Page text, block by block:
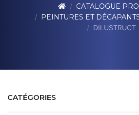
CATALOGUE
PEINTURES ET
DILUSTRUCT
CATÉGORIES